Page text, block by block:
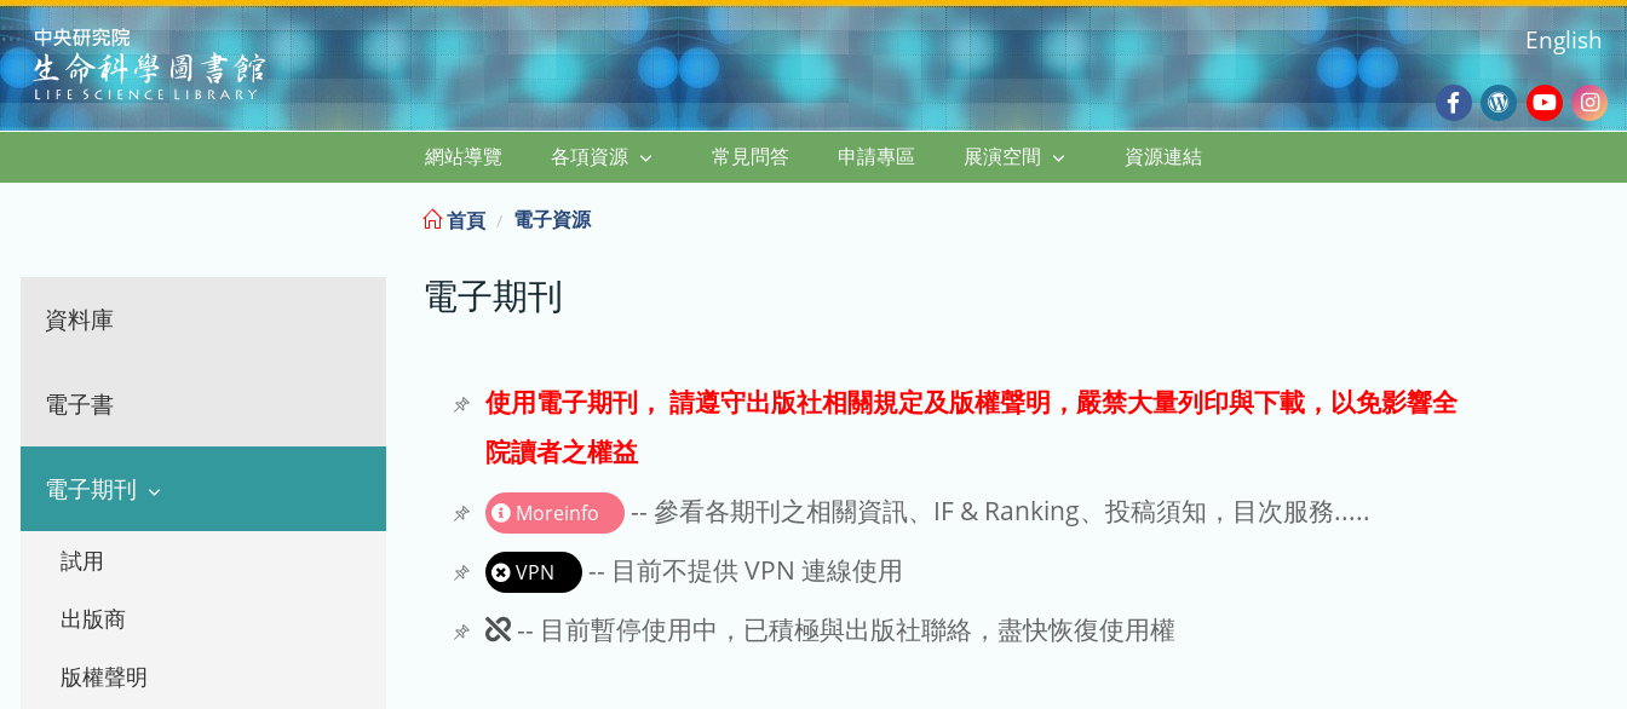
:::
Facebook
Wordpress
Blog
English
網站導覽 各項資源 常見問答 申請專區 展演空間 資源連結
資料庫
電子書
電子期刊
試用
出版商
版權聲明
首頁 電子資源
電子期刊
使用電子期刊， 請遵守出版社相關規定及版權聲明，嚴禁大量列印與下載，以免影響全
院讀者之權益
Moreinfo -- 參看各期刊之相關資訊、IF & Ranking、投稿須知，目次服務.....
VPN
-- 目前不提供 VPN 連線使用
此
-- 目前暫停使用中，已積極與出版社聯絡，盡快恢復使用權